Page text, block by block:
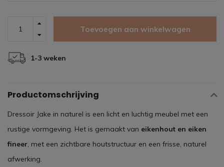
Toevoegen aan winkelwagen
1-3 weken
Productomschrijving
Dressoir Jake in naturel is een licht en luchtig meubel met een
rustige vormgeving. Het is gemaakt van eikenhout en eiken
fineer, met een zichtbare houtstructuur en een frisse, naturel
afwerking.